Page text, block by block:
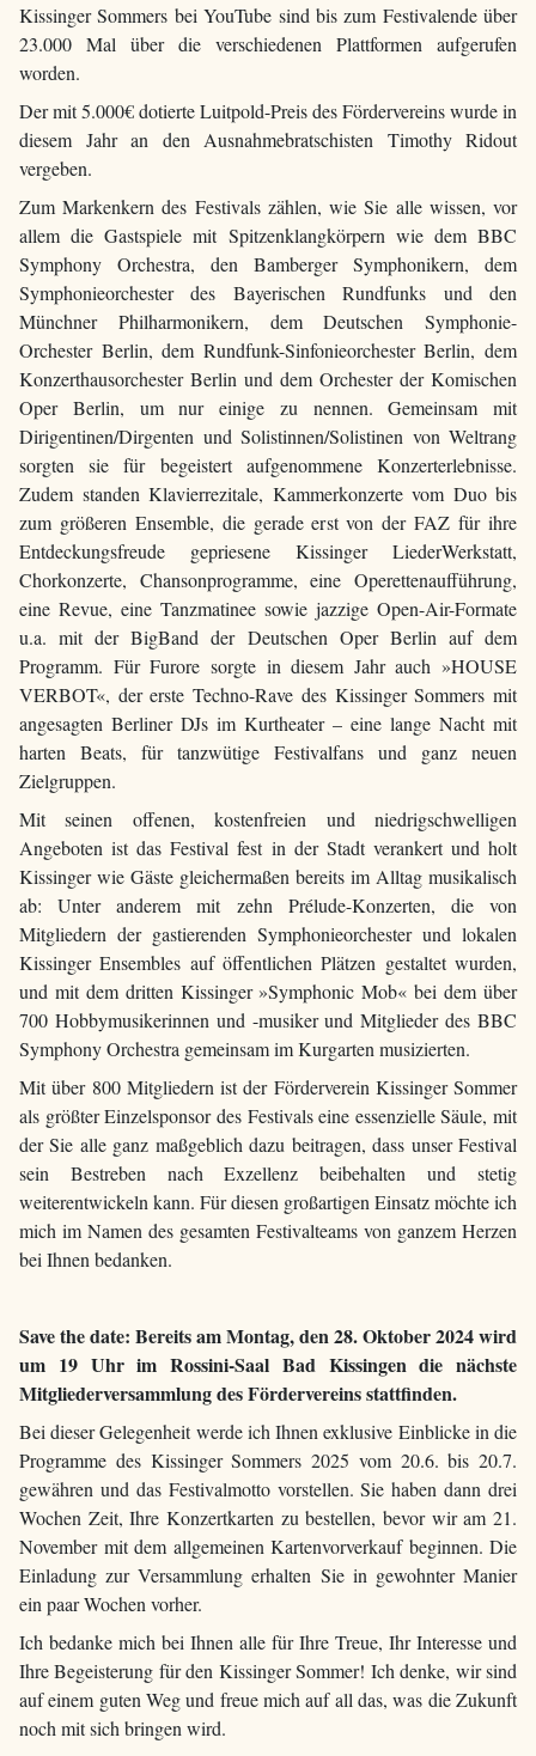
Kissinger Sommers bei YouTube sind bis zum Festivalende über
23.000 Mal über die verschiedenen Plattformen aufgerufen
worden.
Der mit 5.000€ dotierte Luitpold-Preis des Fördervereins wurde in
diesem Jahr an den Ausnahmebratschisten Timothy Ridout
vergeben.
Zum Markenkern des Festivals zählen, wie Sie alle wissen, vor
allem die Gastspiele mit Spitzenklangkörpern wie dem BBC
Symphony Orchestra, den Bamberger Symphonikern, dem
Symphonieorchester des Bayerischen Rundfunks und den
Münchner Philharmonikern, dem Deutschen Symphonie-
Orchester Berlin, dem Rundfunk-Sinfonieorchester Berlin, dem
Konzerthausorchester Berlin und dem Orchester der Komischen
Oper Berlin, um nur einige zu nennen. Gemeinsam mit
Dirigentinen/Dirgenten und Solistinnen/Solistinen von Weltrang
sorgten sie für begeistert aufgenommene Konzerterlebnisse.
Zudem standen Klavierrezitale, Kammerkonzerte vom Duo bis
zum größeren Ensemble, die gerade erst von der FAZ für ihre
Entdeckungsfreude gepriesene Kissinger LiederWerkstatt,
Chorkonzerte, Chansonprogramme, eine Operettenaufführung,
eine Revue, eine Tanzmatinee sowie jazzige Open-Air-Formate
u.a. mit der BigBand der Deutschen Oper Berlin auf dem
Programm. Für Furore sorgte in diesem Jahr auch »HOUSE
VERBOT«, der erste Techno-Rave des Kissinger Sommers mit
angesagten Berliner DJs im Kurtheater – eine lange Nacht mit
harten Beats, für tanzwütige Festivalfans und ganz neuen
Zielgruppen.
Mit seinen offenen, kostenfreien und niedrigschwelligen
Angeboten ist das Festival fest in der Stadt verankert und holt
Kissinger wie Gäste gleichermaßen bereits im Alltag musikalisch
ab: Unter anderem mit zehn Prélude-Konzerten, die von
Mitgliedern der gastierenden Symphonieorchester und lokalen
Kissinger Ensembles auf öffentlichen Plätzen gestaltet wurden,
und mit dem dritten Kissinger »Symphonic Mob« bei dem über
700 Hobbymusikerinnen und -musiker und Mitglieder des BBC
Symphony Orchestra gemeinsam im Kurgarten musizierten.
Mit über 800 Mitgliedern ist der Förderverein Kissinger Sommer
als größter Einzelsponsor des Festivals eine essenzielle Säule, mit
der Sie alle ganz maßgeblich dazu beitragen, dass unser Festival
sein Bestreben nach Exzellenz beibehalten und stetig
weiterentwickeln kann. Für diesen großartigen Einsatz möchte ich
mich im Namen des gesamten Festivalteams von ganzem Herzen
bei Ihnen bedanken.
Save the date: Bereits am Montag, den 28. Oktober 2024 wird
um 19 Uhr im Rossini-Saal Bad Kissingen die nächste
Mitgliederversammlung des Fördervereins stattfinden.
Bei dieser Gelegenheit werde ich Ihnen exklusive Einblicke in die
Programme des Kissinger Sommers 2025 vom 20.6. bis 20.7.
gewähren und das Festivalmotto vorstellen. Sie haben dann drei
Wochen Zeit, Ihre Konzertkarten zu bestellen, bevor wir am 21.
November mit dem allgemeinen Kartenvorverkauf beginnen. Die
Einladung zur Versammlung erhalten Sie in gewohnter Manier
ein paar Wochen vorher.
Ich bedanke mich bei Ihnen alle für Ihre Treue, Ihr Interesse und
Ihre Begeisterung für den Kissinger Sommer! Ich denke, wir sind
auf einem guten Weg und freue mich auf all das, was die Zukunft
noch mit sich bringen wird.